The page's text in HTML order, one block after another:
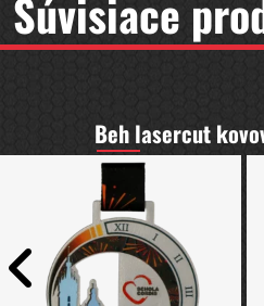
Súvisiace
Beh lasercut